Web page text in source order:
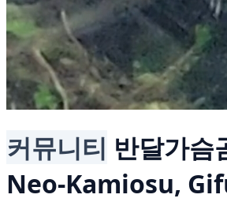
커뮤니티 반달가슴
Neo-Kamiosu,